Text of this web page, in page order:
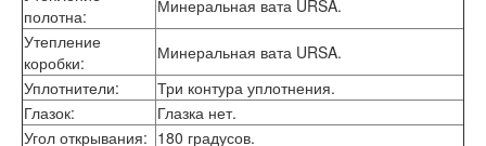
Серия Нео
Серия Синди
Серия Скай
Серия Стефани
Серия Уно
полотна:
Минеральная вата URSA.
Утепление
коробки:
Минеральная вата URSA.
Уплотнители:
Три контура уплотнения.
Глазок:
Глазка нет.
Угол открывания: 180 градусов.